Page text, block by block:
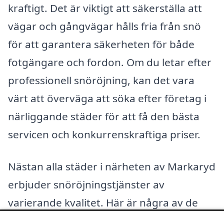
kraftigt. Det är viktigt att säkerställa att
vägar och gångvägar hålls fria från snö
för att garantera säkerheten för både
fotgängare och fordon. Om du letar efter
professionell snöröjning, kan det vara
värt att överväga att söka efter företag i
närliggande städer för att få den bästa
servicen och konkurrenskraftiga priser.
Nästan alla städer i närheten av Markaryd
erbjuder snöröjningstjänster av
varierande kvalitet. Här är några av de